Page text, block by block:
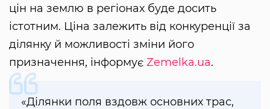
цін на землю в регіонах буде досить
істотним. Ціна залежить від конкуренції за
ділянку й можливості зміни його
призначення, інформує Zemelka.ua.
«Ділянки поля вздовж основних трас,